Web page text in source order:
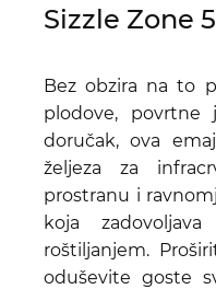
Sizzle Zone
Bez obzira na to
plodove, povrtne
doručak, ova
željeza za
prostranu i
koja
roštiljanjem.
oduševite goste